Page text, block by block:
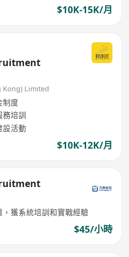
$10K-15K/月
Kong) Limited
制度
務培訓
設活動
$10K-12K/月
獲系統培訓和實戰經驗
$45/小時